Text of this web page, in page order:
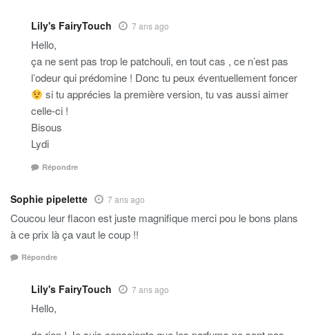
Lily's FairyTouch 7 ans ago
Hello,
ça ne sent pas trop le patchouli, en tout cas , ce n’est pas
l’odeur qui prédomine ! Donc tu peux éventuellement foncer
si tu apprécies la première version, tu vas aussi aimer
celle-ci !
Bisous
Lydi
Répondre
Sophie pipelette 7 ans ago
Coucou leur flacon est juste magnifique merci pou le bons plans
à ce prix là ça vaut le coup !!
Répondre
Lily's FairyTouch 7 ans ago
Hello,